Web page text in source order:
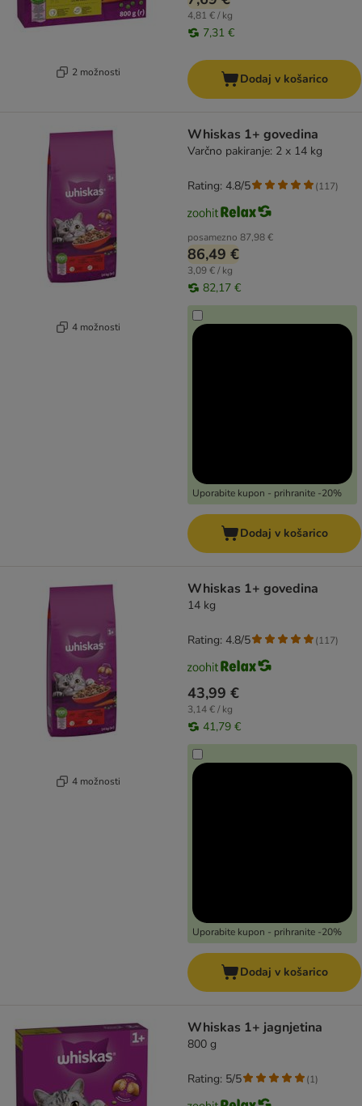
2 možnosti
4,81 € / kg
7,31 €
Dodaj v košarico
4 možnosti
Whiskas 1+ govedina
Varčno pakiranje: 2 x 14 kg
posamezno 87,98 €
86,49 €
3,09 € / kg
82,17 €
Uporabite kupon - prihranite -20%
Rating: 4.8/5 (117)
Dodaj v košarico
4 možnosti
Whiskas 1+ govedina
14 kg
43,99 €
3,14 € / kg
41,79 €
Uporabite kupon - prihranite -20%
Rating: 4.8/5 (117)
Dodaj v košarico
Whiskas 1+ jagnjetina
800 g
Rating: 5/5 (1)